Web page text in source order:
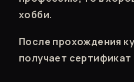
хобби.
После прохождения
получает